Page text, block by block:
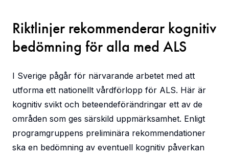
Riktlinjer rekommenderar kognitiv
bedömning för alla med ALS
I Sverige pågår för närvarande arbetet med att
utforma ett nationellt vårdförlopp för ALS. Här är
kognitiv svikt och beteendeförändringar ett av de
områden som ges särskild uppmärksamhet. Enligt
programgruppens preliminära rekommendationer
ska en bedömning av eventuell kognitiv påverkan